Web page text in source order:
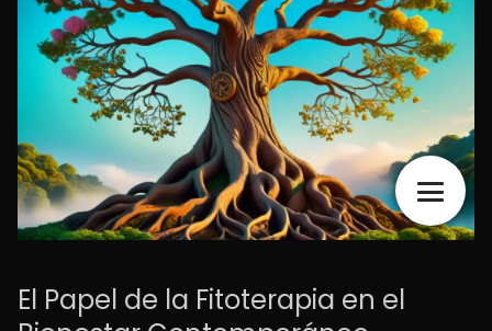
El Papel de la Fitoterapia en el